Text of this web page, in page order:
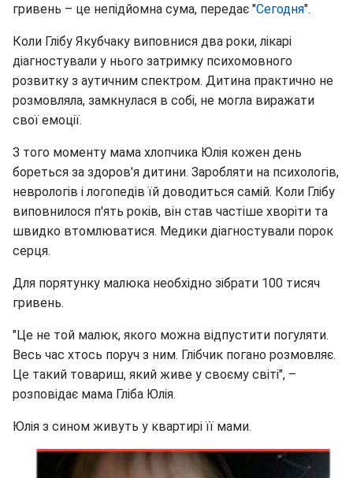
гривень – це непідйомна сума, передає "Сегодня".
Коли Глібу Якубчаку виповнися два роки, лікарі
діагностували у нього затримку психомовного
розвитку з аутичним спектром. Дитина практично не
розмовляла, замкнулася в собі, не могла виражати
свої емоції.
З того моменту мама хлопчика Юлія кожен день
бореться за здоров'я дитини. Заробляти на психологів,
неврологів і логопедів їй доводиться самій. Коли Глібу
виповнилося п'ять років, він став частіше хворіти та
швидко втомлюватися. Медики діагностували порок
серця.
Для порятунку малюка необхідно зібрати 100 тисяч
гривень.
"Це не той малюк, якого можна відпустити погуляти.
Весь час хтось поруч з ним. Глібчик погано розмовляє.
Це такий товариш, який живе у своєму світі", –
розповідає мама Гліба Юлія.
Юлія з сином живуть у квартирі її мами.